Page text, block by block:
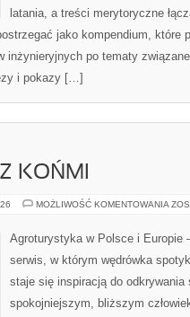
latania, a treści merytoryczne
jako kompendium, które
inżynieryjnych po tematy
i pokazy […]
KOŃMI
MOŻLIWOŚĆ KOMENTOWANIA
Agroturystyka w Polsce i Europie
serwis, w którym wędrówka
staje się inspiracją do odkrywania
spokojniejszym, bliższym